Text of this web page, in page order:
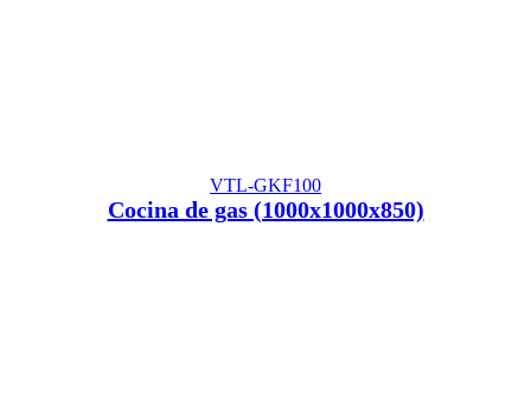
VTL-GKF100
Cocina de gas (1000x1000x850)